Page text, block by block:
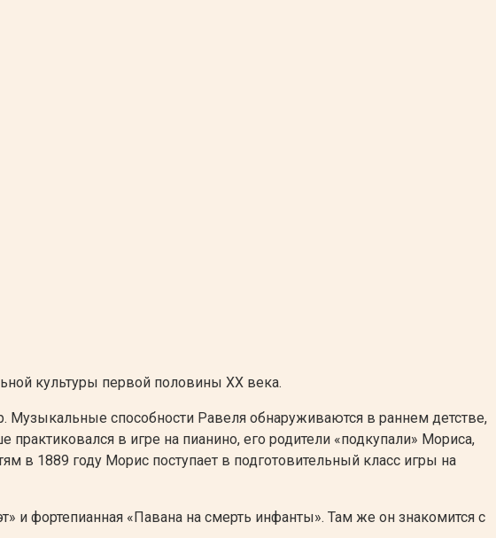
культуры первой половины ХХ века.
способности Равеля обнаруживаются в раннем детстве,
в игре на пианино, его родители «подкупали» Мориса,
в 1889 году Морис поступает в подготовительный класс игры на
и фортепианная «Павана на смерть инфанты». Там же он знакомится с